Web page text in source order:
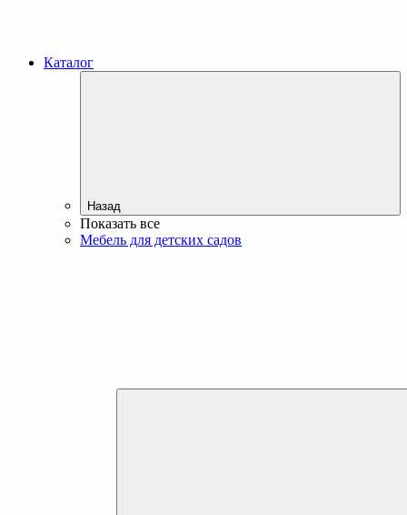
Каталог
Назад
Показать все
Мебель для детских садов